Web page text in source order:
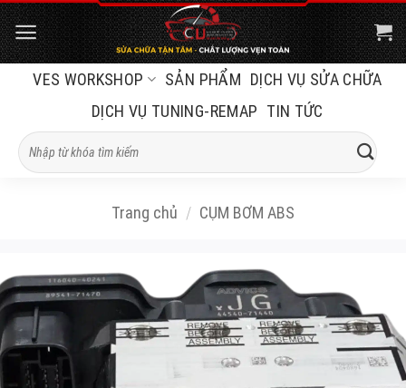
Bỏ
qua
nội
VES WORKSHOP SẢN PHẨM DỊCH VỤ SỬA CHỮA
DỊCH VỤ TUNING-REMAP TIN TỨC
Tìm
kiếm:
Trang chủ / CỤM BƠM ABS